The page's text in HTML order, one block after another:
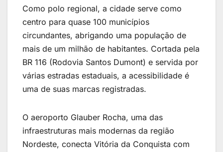
Como polo regional, a cidade serve como
centro para quase 100 municípios
circundantes, abrigando uma população de
mais de um milhão de habitantes. Cortada pela
BR 116 (Rodovia Santos Dumont) e servida por
várias estradas estaduais, a acessibilidade é
uma de suas marcas registradas.
O aeroporto Glauber Rocha, uma das
infraestruturas mais modernas da região
Nordeste, conecta Vitória da Conquista com